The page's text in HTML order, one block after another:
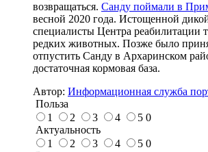
возвращаться. Санду поймали в
весной 2020 года. Истощенной
специалисты Центра реабилитации
редких животных. Позже было
отпустить Санду в Архаринском
достаточная кормовая база.
Автор: Информационная служба
Польза
1
2 3 4 5 0
Актуальность
1
2 3 4 5 0